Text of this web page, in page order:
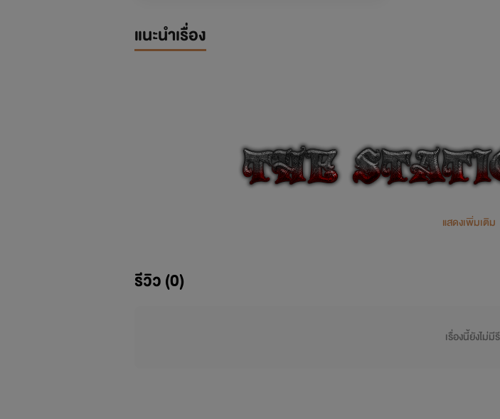
แนะนำเรื่อง
แสดงเพิ่มเติม
รีวิว (0)
เรื่องนี้ยังไม่มี